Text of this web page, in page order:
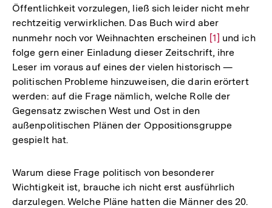
Öffentlichkeit vorzulegen, ließ sich leider nicht mehr
rechtzeitig verwirklichen. Das Buch wird aber
nunmehr noch vor Weihnachten erscheinen Zur
Auflösung
der
Fußnote
[1] und ich
folge gern einer Einladung dieser Zeitschrift, ihre
Leser im voraus auf eines der vielen historisch —
politischen Probleme hinzuweisen, die darin erörtert
werden: auf die Frage nämlich, welche Rolle der
Gegensatz zwischen West und Ost in den
außenpolitischen Plänen der Oppositionsgruppe
gespielt hat.
Warum diese Frage politisch von besonderer
Wichtigkeit ist, brauche ich nicht erst ausführlich
darzulegen. Welche Pläne hatten die Männer des 20.